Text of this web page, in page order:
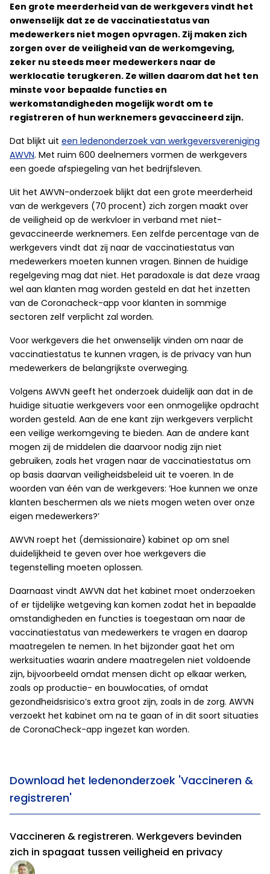
Een grote meerderheid van de werkgevers vindt het
onwenselijk dat ze de vaccinatiestatus van
medewerkers niet mogen opvragen. Zij maken zich
zorgen over de veiligheid van de werkomgeving,
zeker nu steeds meer medewerkers naar de
werklocatie terugkeren. Ze willen daarom dat het ten
minste voor bepaalde functies en
werkomstandigheden mogelijk wordt om te
registreren of hun werknemers gevaccineerd zijn.
Dat blijkt uit een ledenonderzoek van werkgeversvereniging
AWVN. Met ruim 600 deelnemers vormen de werkgevers
een goede afspiegeling van het bedrijfsleven.
Uit het AWVN-onderzoek blijkt dat een grote meerderheid
van de werkgevers (70 procent) zich zorgen maakt over
de veiligheid op de werkvloer in verband met niet-
gevaccineerde werknemers. Een zelfde percentage van de
werkgevers vindt dat zij naar de vaccinatiestatus van
medewerkers moeten kunnen vragen. Binnen de huidige
regelgeving mag dat niet. Het paradoxale is dat deze vraag
wel aan klanten mag worden gesteld en dat het inzetten
van de Coronacheck-app voor klanten in sommige
sectoren zelf verplicht zal worden.
Voor werkgevers die het onwenselijk vinden om naar de
vaccinatiestatus te kunnen vragen, is de privacy van hun
medewerkers de belangrijkste overweging.
Volgens AWVN geeft het onderzoek duidelijk aan dat in de
huidige situatie werkgevers voor een onmogelijke opdracht
worden gesteld. Aan de ene kant zijn werkgevers verplicht
een veilige werkomgeving te bieden. Aan de andere kant
mogen zij de middelen die daarvoor nodig zijn niet
gebruiken, zoals het vragen naar de vaccinatiestatus om
op basis daarvan veiligheidsbeleid uit te voeren. In de
woorden van één van de werkgevers: ‘Hoe kunnen we onze
klanten beschermen als we niets mogen weten over onze
eigen medewerkers?’
AWVN roept het (demissionaire) kabinet op om snel
duidelijkheid te geven over hoe werkgevers die
tegenstelling moeten oplossen.
Daarnaast vindt AWVN dat het kabinet moet onderzoeken
of er tijdelijke wetgeving kan komen zodat het in bepaalde
omstandigheden en functies is toegestaan om naar de
vaccinatiestatus van medewerkers te vragen en daarop
maatregelen te nemen. In het bijzonder gaat het om
werksituaties waarin andere maatregelen niet voldoende
zijn, bijvoorbeeld omdat mensen dicht op elkaar werken,
zoals op productie- en bouwlocaties, of omdat
gezondheidsrisico’s extra groot zijn, zoals in de zorg. AWVN
verzoekt het kabinet om na te gaan of in dit soort situaties
de CoronaCheck-app ingezet kan worden.
Download het ledenonderzoek 'Vaccineren &
registreren'
Vaccineren & registreren. Werkgevers bevinden
zich in spagaat tussen veiligheid en privacy